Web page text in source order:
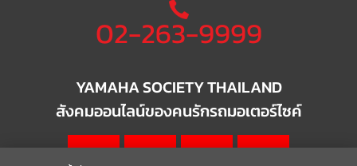
02-263-9999
YAMAHA SOCIETY THAILAND
สังคมออนไลน์ของคนรักรถมอเตอร์ไซค์